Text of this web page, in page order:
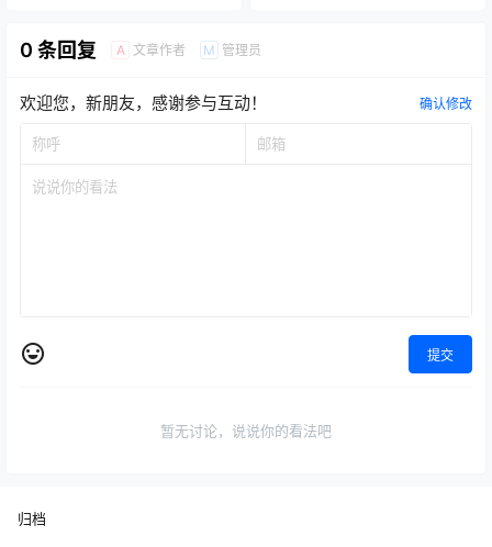
0 条回复 A 文章作者 M 管理员
欢迎您，新朋友，感谢参与互动！ 确认修改
提交
暂无讨论，说说你的看法吧
归档